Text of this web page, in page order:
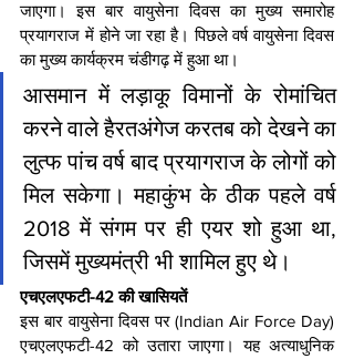
जाएगा। इस बार वायुसेना दिवस का मुख्य समारोह
प्रयागराज में होने जा रहा है। पिछले वर्ष वायुसेना दिवस
का मुख्य कार्यक्रम चंडीगढ़ में हुआ था।
आसमान में लड़ाकू विमानों के रोमांचित
करने वाले हैरतअंगेज करतब को देखने का
लुत्फ पांच वर्ष बाद प्रयागराज के लोगों को
मिल सकेगा। महाकुंभ के ठीक पहले वर्ष
2018 में संगम पर ही एयर शो हुआ था,
जिसमें मुख्यमंत्री भी शामिल हुए थे।
एचएलएफटी-42 की खासियतें
इस बार वायुसेना दिवस पर (Indian Air Force Day)
एचएलएफटी-42 को उतारा जाएगा। यह अत्याधुनिक